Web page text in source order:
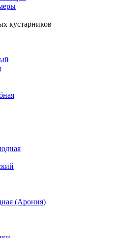
кустарников
(Арония)